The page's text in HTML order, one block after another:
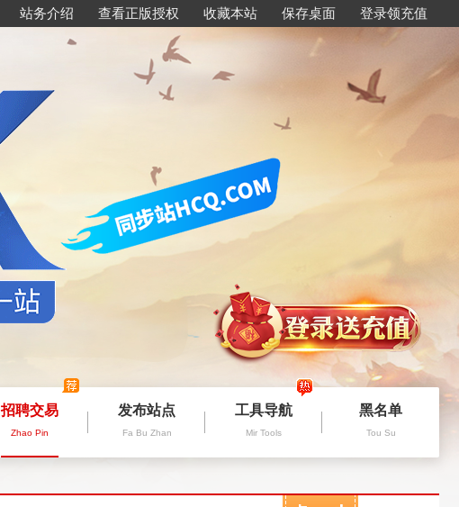
站务介绍 查看正版授权 收藏本站 保存桌面 登录领充值
招聘交易
Zhao Pin
发布站点
Fa Bu Zhan
工具导航
Mir Tools
黑名单
Tou Su